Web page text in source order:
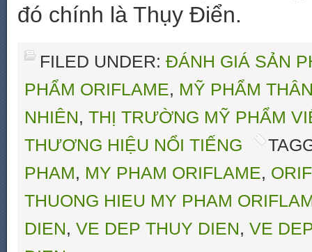
đó chính là Thụy Điển.
FILED UNDER: ĐÁNH GIÁ SẢN
PHẨM ORIFLAME, MỸ PHẨM
NHIÊN, THỊ TRƯỜNG MỸ PHẨM
THƯƠNG HIỆU NỔI TIẾNG
PHAM, MY PHAM ORIFLAME,
THUONG HIEU MY PHAM
DIEN, VE DEP THUY DIEN, VE